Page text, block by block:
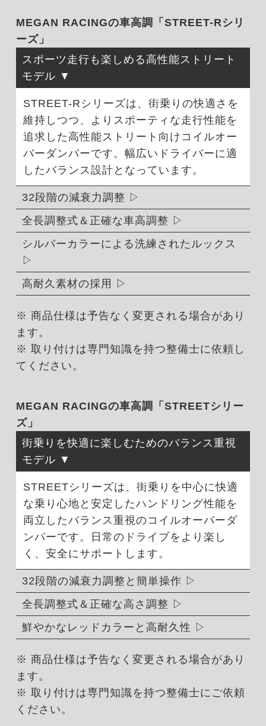
MEGAN RACINGの車高調「STREET-Rシリ
ーズ」
スポーツ走行も楽しめる高性能ストリート
モデル
STREET-Rシリーズは、街乗りの快適さを
維持しつつ、よりスポーティな走行性能を
追求した高性能ストリート向けコイルオー
バーダンパーです。幅広いドライバーに適
したバランス設計となっています。
32段階の減衰力調整
全長調整式＆正確な車高調整
シルバーカラーによる洗練されたルックス
高耐久素材の採用
※ 商品仕様は予告なく変更される場合があり
ます。
※ 取り付けは専門知識を持つ整備士に依頼し
てください。
MEGAN RACINGの車高調「STREETシリー
ズ」
街乗りを快適に楽しむためのバランス重視
モデル
STREETシリーズは、街乗りを中心に快適
な乗り心地と安定したハンドリング性能を
両立したバランス重視のコイルオーバーダ
ンパーです。日常のドライブをより楽し
く、安全にサポートします。
32段階の減衰力調整と簡単操作
全長調整式＆正確な高さ調整
鮮やかなレッドカラーと高耐久性
※ 商品仕様は予告なく変更される場合があり
ます。
※ 取り付けは専門知識を持つ整備士にご依頼
ください。